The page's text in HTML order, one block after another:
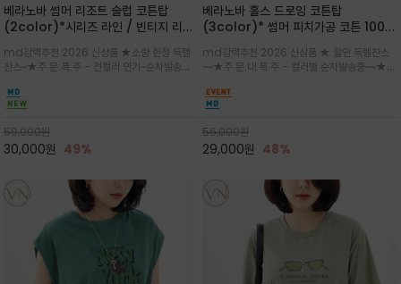
베라노바 썸머 리조트 슬럽 코튼탑
(2color)*시리즈 라인 / 빈티지 리조
는 가벼운 코튼 터치의 반팔 티셔츠입니
다
md강력추천 2026 신상품 ★소량 한정 득템
찬스~★주.문.폭.주 - 전컬러 인기~순차발송중
아(Sepia)나 파스텔 톤의 해변 풍경으로 세련
된 뮤트톤 컬러 팔레트로 빈티지한 무드의 선샤
인 프린트가 더해져 담백하면서도 감각
59,000원
30,000원 49%
베라노바 홀스 드로잉 코튼탑
(3color)* 썸머 피치가공 코튼 100프
의 미를 살려 말의 윤곽선만 스케치하여
감성을 담은 아이템
md강력추천 2026 신상품 ★ 할인 득템찬스
~~★주.문.대.폭.주 - 컬러별 순차발송중~~★프
말(Horse) 드로잉 티셔츠는 여유로운 실루엣과
감각적인 아트워크로 고급스러운 여름 스타일링
을 완성할 수 있습니다
56,000원
29,000원 48%